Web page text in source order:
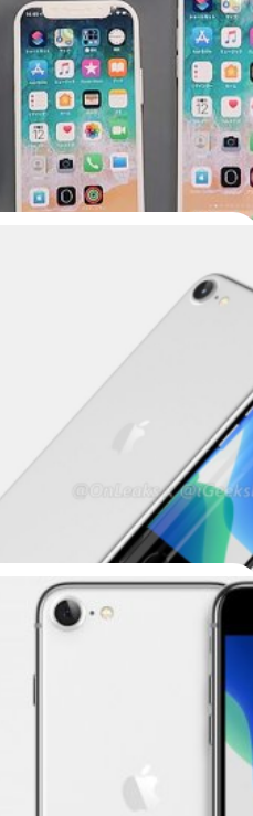
เทศญี่ปุ่น ได้เปิดเผยวิดีโอจาก
ครื่องม็อกอัปของ iPhone 12 ที่ได้
มิติ ซึ่งอ้างอิงรายละเอียดดีไซน์
ที่หลุดออกมาจากก่อนหน้านี้
วีดิโอดังกล่าวได้แสดงให้
ที่มีขนาดต่างกัน คือหน้าจอ 5.3
มีดีไซน์ขอบตัวเครื่องแบน คล้าย
ข่าวลือก่อนหน้านี้ ทั้งนี้ นัก
ในปี 2020 นี้ จะมีด้วยกัน 4 รุ่น
าจเป็นรุ่นราคาประหยัดที่เรียกว่า
9 ส่อแววเลื่อน
ายพันธุ์ใหม่ 2019 ในประเทศจีน
ยชีวิตแตะหลักร้อยและติดเชื้อ
งอู่ฮั่นอยู่ในสถานะถูกควบคุม
ศภาวะฉุกเฉินสูงสุด การคมนาคม
บไม่มีกำหนด และสถานการณ์ดัง
สาหกรรมอื่น ๆ โดยเฉพาะ
ะสานงานกับบริษัทในจีน รวมทั้ง
ลกระทบครั้งนี้ด้วย ซึ่งอาจทำให้
อ iPhone SE 2) ไอโฟนราคา
การผลิตและวางแผนเปิดตัวใน
อกไป หากสองซัปพลายเออร์
และ Pegatron ที่ตั้งอยู่ใน
ะกาศปิดโรงงานชั่วคราว จาก
ทั้งนี้ ถือเป็นสถานการณ์ที่ต้อง
การจีนเพิ่งออกมายอมรับว่ามี
านระบุว่าชาวอู่ฮั่นเดินทางไป
SE 2) อาจกลับมาใช้
iPhone 8 เป็นรุ่นสุดท้าย (เปิดตัว
ได้เริ่มปรับเปลี่ยนมาใช้ดีไซน์จอ
นหน้าจอสำหรับติดตั้งกล้องหน้า
Blass เจ้าพ่อข่าววงในที่มี